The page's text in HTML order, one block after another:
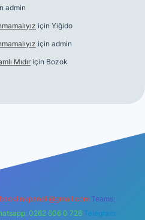
admin
için Yiğido
için admin
Mıdır için Bozok
backlinkpaneli@gmail.com Teams:
0262 606 0 726 Telegram: